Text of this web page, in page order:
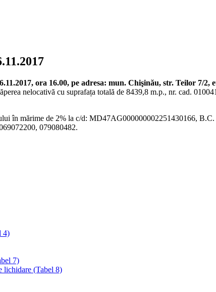
ora 16.00, pe adresa: mun. Chişinău, str. Teilor 7/2,
nelocativă cu suprafața totală de 8439,8 m.p., nr. cad.
în mărime de 2% la c/d: MD47AG000000002251430166,
079080482.
4)
7)
lichidare (Tabel 8)